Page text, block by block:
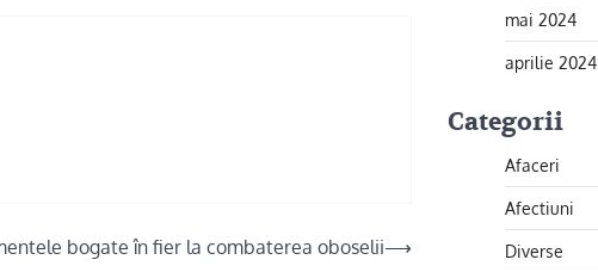
bogate în fier la combaterea oboselii⟶
mai 2024
aprilie 2024
Categorii
Afaceri
Afectiuni
Diverse